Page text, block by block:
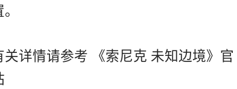
情请参考 《索尼克 未知边境》官